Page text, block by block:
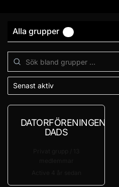
Alla grupper
Sök
bland
grupper
…
Sortera
efter:
DATORFÖRENINGEN
DADS